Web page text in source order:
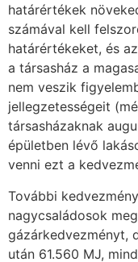
határértékek
számával kell
határértékeket, és
a társasház a
nem veszik
jellegzetességeit
társasházaknak
épületben lévő
venni ezt a
További
nagycsaládosok
gázárkedvezményt,
után 61.560 MJ,